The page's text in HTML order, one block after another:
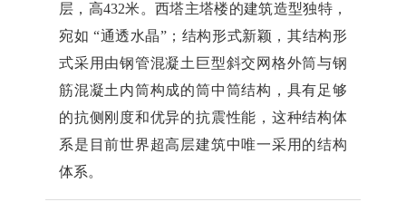
层，高432米。西塔主塔楼的建筑造型独特，
宛如 “通透水晶”；结构形式新颖，其结构形
式采用由钢管混凝土巨型斜交网格外筒与钢
筋混凝土内筒构成的筒中筒结构，具有足够
的抗侧刚度和优异的抗震性能，这种结构体
系是目前世界超高层建筑中唯一采用的结构
体系。